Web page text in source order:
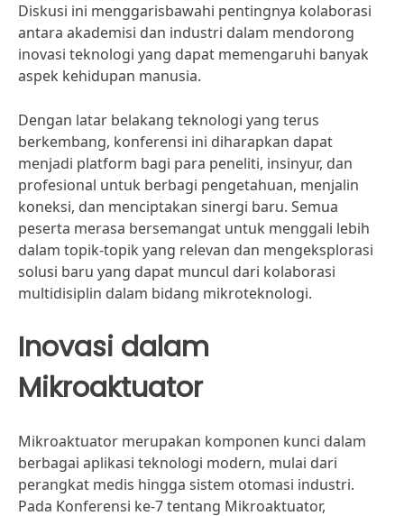
Diskusi ini menggarisbawahi pentingnya kolaborasi
antara akademisi dan industri dalam mendorong
inovasi teknologi yang dapat memengaruhi banyak
aspek kehidupan manusia.
Dengan latar belakang teknologi yang terus
berkembang, konferensi ini diharapkan dapat
menjadi platform bagi para peneliti, insinyur, dan
profesional untuk berbagi pengetahuan, menjalin
koneksi, dan menciptakan sinergi baru. Semua
peserta merasa bersemangat untuk menggali lebih
dalam topik-topik yang relevan dan mengeksplorasi
solusi baru yang dapat muncul dari kolaborasi
multidisiplin dalam bidang mikroteknologi.
Inovasi dalam
Mikroaktuator
Mikroaktuator merupakan komponen kunci dalam
berbagai aplikasi teknologi modern, mulai dari
perangkat medis hingga sistem otomasi industri.
Pada Konferensi ke-7 tentang Mikroaktuator,